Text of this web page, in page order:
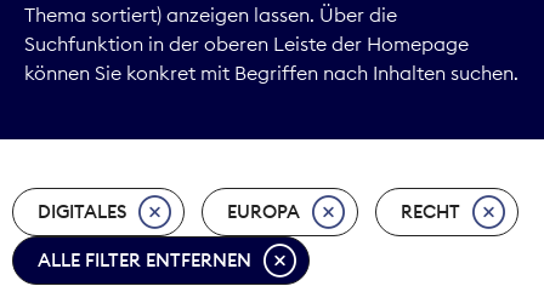
Kommunikation
Marktdaten
Nachhaltigkeit
Nachwuchs
Thema sortiert) anzeigen lassen. Über die
Suchfunktion in der oberen Leiste der Homepage
können Sie konkret mit Begriffen nach Inhalten suchen.
DIGITALES EUROPA RECHT
ALLE FILTER ENTFERNEN